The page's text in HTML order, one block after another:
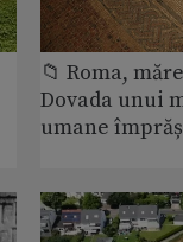
📁 Roma,
Dovada unui
umane